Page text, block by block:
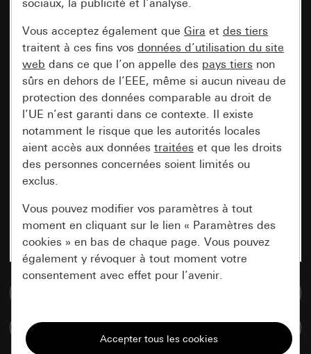
sociaux, la publicité et l’analyse.
Vous acceptez également que Gira et des tiers
traitent à ces fins vos données d’utilisation du site
web dans ce que l’on appelle des pays tiers non
sûrs en dehors de l’EEE, même si aucun niveau de
protection des données comparable au droit de
l’UE n’est garanti dans ce contexte. Il existe
notamment le risque que les autorités locales
aient accès aux données traitées et que les droits
des personnes concernées soient limités ou
exclus.
Vous pouvez modifier vos paramètres à tout
moment en cliquant sur le lien « Paramètres des
cookies » en bas de chaque page. Vous pouvez
également y révoquer à tout moment votre
consentement avec effet pour l’avenir.
Tous les cookies dont nous avons besoin pour